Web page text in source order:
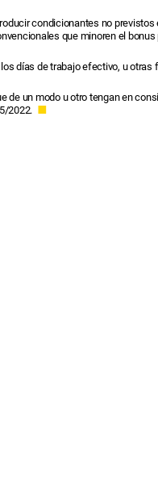
condicionantes no
que minoren el
días de trabajo efectivo, u otras
un modo u otro tengan en
2022.